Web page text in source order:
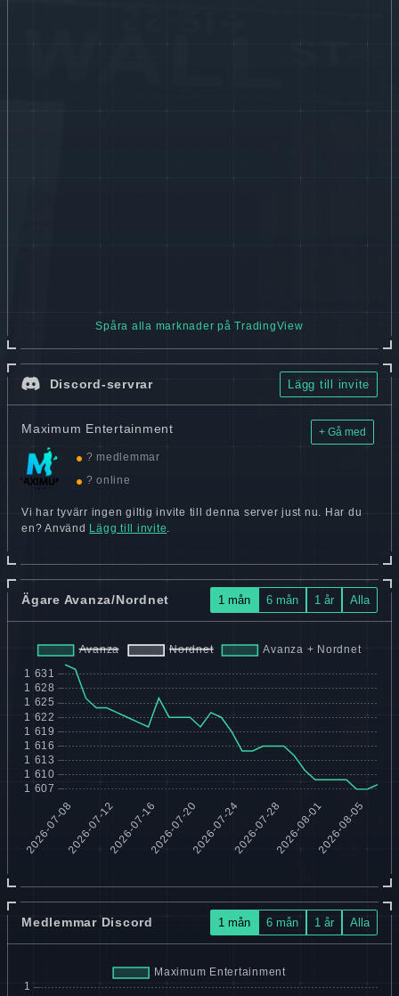
Spåra alla marknader på TradingView
Discord-servrar Lägg till invite
Maximum Entertainment
? medlemmar
? online
+ Gå med
Vi har tyvärr ingen giltig invite till denna server just nu. Har du
en? Använd Lägg till invite.
Ägare Avanza/Nordnet 1 mån 6 mån 1 år Alla
Medlemmar Discord 1 mån 6 mån 1 år Alla